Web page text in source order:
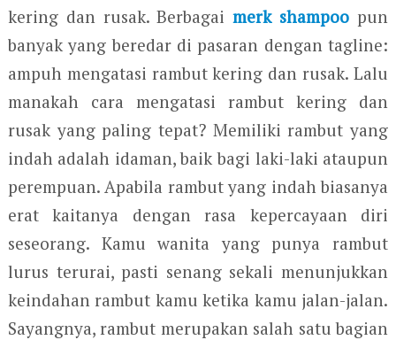
kering dan rusak. Berbagaimerk shampoo pun
banyak yang beredar di pasaran dengan tagline:
ampuh mengatasi rambut kering dan rusak. Lalu
manakah cara mengatasi rambut kering dan
rusak yang paling tepat? Memiliki rambut yang
indah adalah idaman, baik bagi laki-laki ataupun
perempuan. Apabila rambut yang indah biasanya
erat kaitanya dengan rasa kepercayaan diri
seseorang. Kamu wanita yang punya rambut
lurus terurai, pasti senang sekali menunjukkan
keindahan rambut kamu ketika kamu jalan-jalan.
Sayangnya, rambut merupakan salah satu bagian